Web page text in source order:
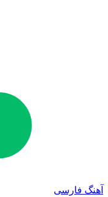
آهنگ فارسی